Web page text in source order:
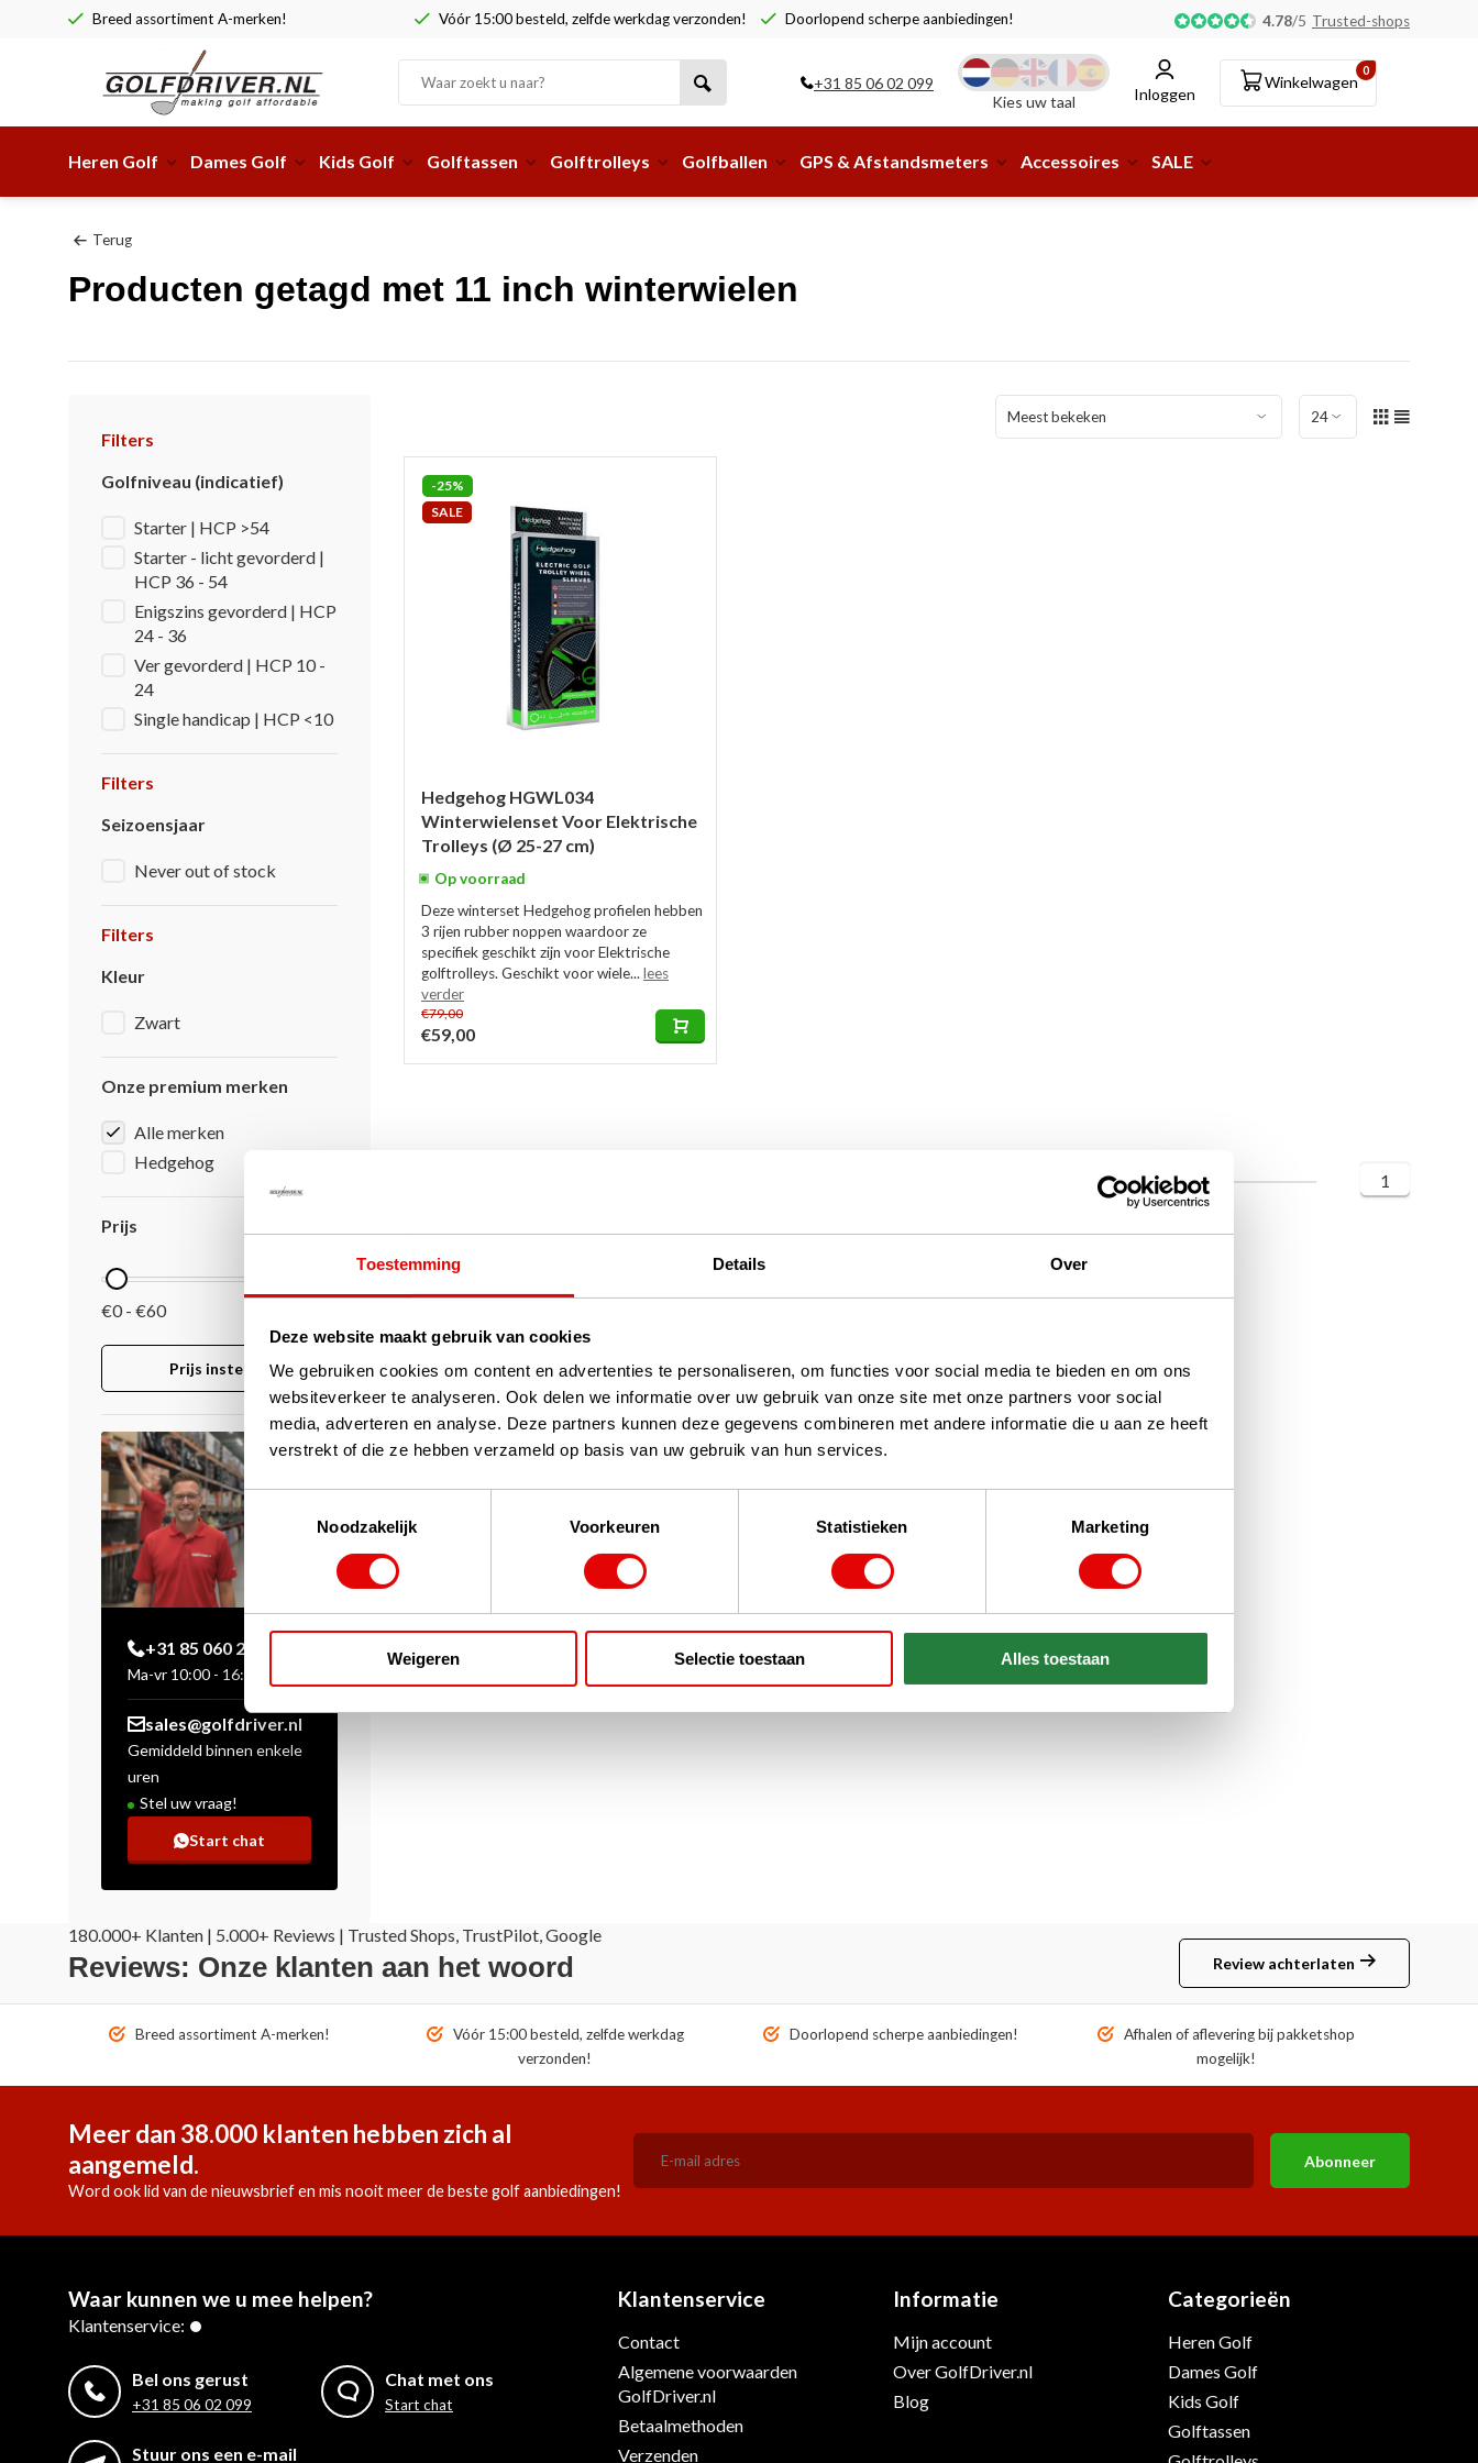
Toestemming Details Over
Deze website maakt gebruik van cookies
We gebruiken cookies om content en advertenties te personaliseren, om functies voor social media te bieden en om ons
websiteverkeer te analyseren. Ook delen we informatie over uw gebruik van onze site met onze partners voor social
media, adverteren en analyse. Deze partners kunnen deze gegevens combineren met andere informatie die u aan ze heeft
verstrekt of die ze hebben verzameld op basis van uw gebruik van hun services.
Toestemmingsselectie
Noodzakelijk
Voorkeuren Statistieken Marketing
Weigeren Selectie toestaan Alles toestaan
Breed assortiment A-merken! Vóór 15:00 besteld, zelfde werkdag verzonden! Doorlopend scherpe aanbiedingen! Afhalen of aflevering bij pakketshop mogelijk!
4.78/5 Trusted-shops
+31 85 06 02 099
Kies uw taal
Inloggen
0
Winkelwagen
Heren Golf Dames Golf Kids Golf Golftassen Golftrolleys Golfballen GPS & Afstandsmeters Accessoires SALE
Terug
Producten getagd met 11 inch winterwielen
Filters
Golfniveau (indicatief)
Starter | HCP >54
Starter - licht gevorderd |
HCP 36 - 54
Enigszins gevorderd | HCP
24 - 36
Ver gevorderd | HCP 10 -
24
Single handicap | HCP <10
Filters
Seizoensjaar
Never out of stock
Filters
Kleur
Zwart
Onze premium merken
Alle merken
Hedgehog
Prijs
€0 - €60
Prijs instellen
+31 85 060 20 99
Ma-vr 10:00 - 16:00 uur
sales@golfdriver.nl
Gemiddeld binnen enkele
uren
Stel uw vraag!
Start chat
-25%
SALE
Hedgehog HGWL034
Winterwielenset Voor Elektrische
Trolleys (Ø 25-27 cm)
Op voorraad
Deze winterset Hedgehog profielen hebben
3 rijen rubber noppen waardoor ze
specifiek geschikt zijn voor Elektrische
golftrolleys. Geschikt voor wiele... lees
verder
€79,00
€59,00
1
180.000+ Klanten | 5.000+ Reviews | Trusted Shops, TrustPilot, Google
Reviews: Onze klanten aan het woord Review achterlaten
Breed assortiment A-merken!
Vóór 15:00 besteld, zelfde werkdag
verzonden!
Doorlopend scherpe aanbiedingen!
Afhalen of aflevering bij pakketshop
mogelijk!
Meer dan 38.000 klanten hebben zich al
aangemeld.
Word ook lid van de nieuwsbrief en mis nooit meer de beste golf aanbiedingen!
Abonneer
Waar kunnen we u mee helpen?
Klantenservice:
Bel ons gerust
+31 85 06 02 099
Chat met ons
Start chat
Stuur ons een e-mail
Klantenservice
Contact
Algemene voorwaarden
GolfDriver.nl
Betaalmethoden
Verzenden
Informatie
Mijn account
Over GolfDriver.nl
Blog
Categorieën
Heren Golf
Dames Golf
Kids Golf
Golftassen